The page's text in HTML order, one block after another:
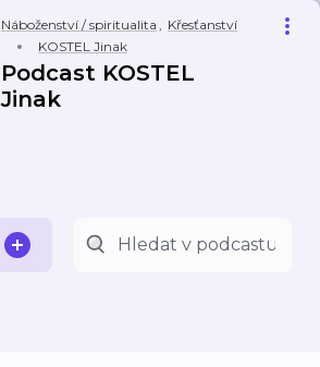
Náboženství / spiritualita , Křesťanství
KOSTEL Jinak
Podcast KOSTEL
Jinak